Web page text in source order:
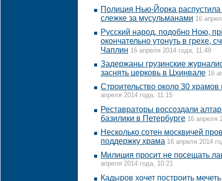
Полиция Нью-Йорка
слежке за мусульманами 16
Русский народ, подобно Ною,
окончательно утонуть в грехе,
Чаплин 16 апреля 2014 года, 11:49
Задержаны грузинские
заснять церковь в Цхинвале 16
Строительство около 30
апреля 2014 года, 11:15
Реставраторы воссоздали
базилики в Петербурге 16 апреля
Несколько сотен москвичей
поддержку храма 16 апреля 2014
Милиция просит не посещать
апреля 2014 года, 10:21
Кадыров хочет построить